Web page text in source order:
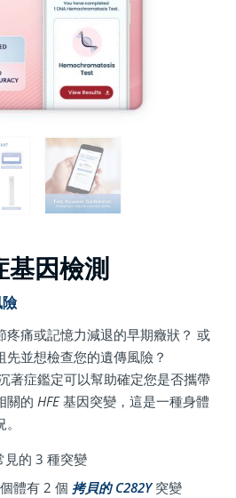
基因檢測
疼痛或記憶力減退的早期癥狀？ 或
並想檢查您的遺傳風險？
著症鑑定可以幫助確定您是否攜帶
關的 HFE基因突變，這是一種身體
的 3 種突變
體有 2 個 拷貝的 C282Y突變